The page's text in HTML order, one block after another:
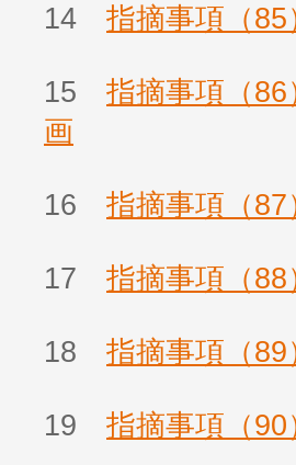
14 指摘事項（
15 指摘事項（
画
16 指摘事項（
17 指摘事項（
18 指摘事項（
19 指摘事項（